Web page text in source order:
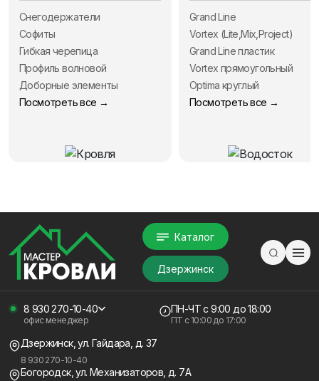
Снегодержатели
Софиты
Гибкая черепица
Профиль волновой
Доборные элементы
Посмотреть все →
Grand Line
Vortex (Lite,Mix,Project)
Grand Line пластик
Vortex прямоугольный
Optima круглый
Посмотреть все →
Каталог
Дзержинск
8 930 270-10-40
офис менеджер
ПН-ЧТс 9:00 до 18:00
ПТ с 10:00 до 17:00
Дзержинск, ул. Гайдара, д. 37
8 930 270-10-40
Богородск, ул. Механизаторов, д. 7А